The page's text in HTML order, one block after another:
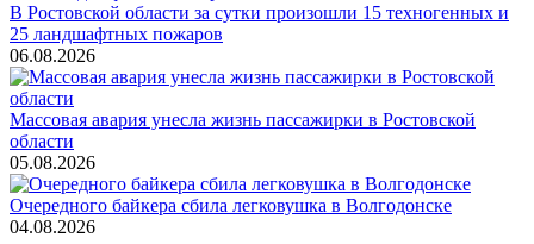
В Ростовской области за сутки произошли 15 техногенных и
25 ландшафтных пожаров
06.08.2026
Массовая авария унесла жизнь пассажирки в Ростовской
области
05.08.2026
Очередного байкера сбила легковушка в Волгодонске
04.08.2026